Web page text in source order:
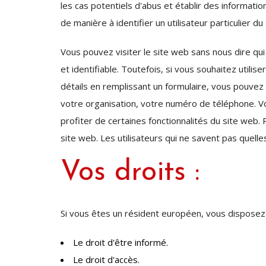
les cas potentiels d'abus et établir des
de manière à identifier un utilisateur particulier
Vous pouvez visiter le site web sans nous dire
et identifiable. Toutefois, si vous souhaitez
détails en remplissant un formulaire, vous
votre organisation, votre numéro de téléphone.
profiter de certaines fonctionnalités du site web.
site web. Les utilisateurs qui ne savent pas
Vos droits :
Si vous êtes un résident européen, vous
Le droit d'être informé.
Le droit d'accès.